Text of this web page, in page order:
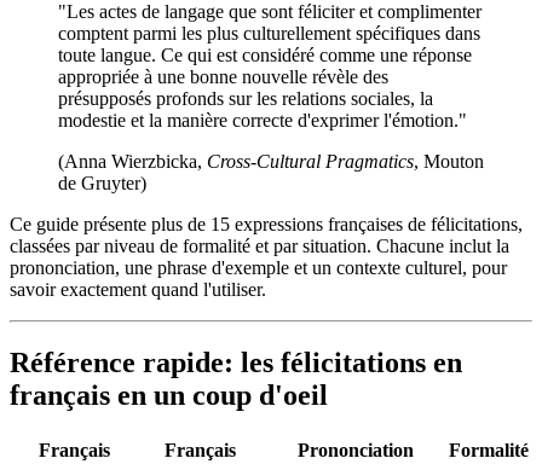
"Les actes de langage que sont féliciter et complimenter
comptent parmi les plus culturellement spécifiques dans
toute langue. Ce qui est considéré comme une réponse
appropriée à une bonne nouvelle révèle des
présupposés profonds sur les relations sociales, la
modestie et la manière correcte d'exprimer l'émotion."
(Anna Wierzbicka, Cross-Cultural Pragmatics, Mouton
de Gruyter)
Ce guide présente plus de 15 expressions françaises de félicitations,
classées par niveau de formalité et par situation. Chacune inclut la
prononciation, une phrase d'exemple et un contexte culturel, pour
savoir exactement quand l'utiliser.
Référence rapide: les félicitations en
français en un coup d'oeil
Français Français Prononciation
Formalité